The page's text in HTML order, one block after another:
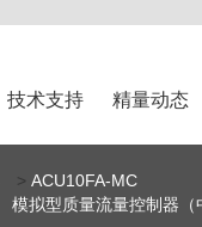
技术支持 精量动态
> ACU10FA-MC
模拟型质量流量控制器（